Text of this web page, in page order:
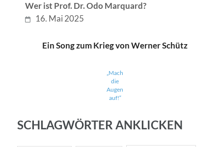
Wer ist Prof. Dr. Odo Marquard?
16. Mai 2025
Ein Song zum Krieg von Werner Schütz
„Mach
die
Augen
auf!“
SCHLAGWÖRTER ANKLICKEN